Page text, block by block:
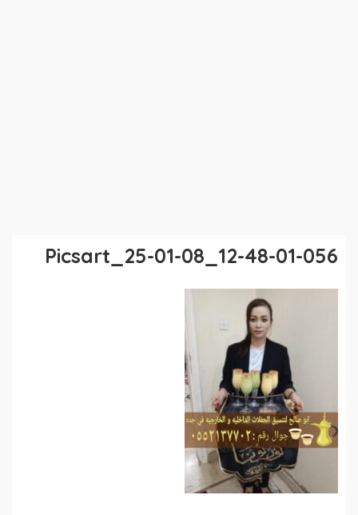
Picsart_25-01-08_12-48-01-056